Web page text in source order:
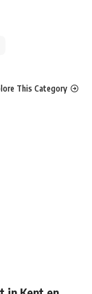
This Category